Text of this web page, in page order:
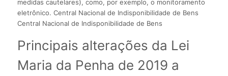
medidas cautelares), como, por exemplo, o monitoramento
eletrônico. Central Nacional de Indisponibilidade de Bens
Central Nacional de Indisponibilidade de Bens
Principais alterações da Lei
Maria da Penha de 2019 a